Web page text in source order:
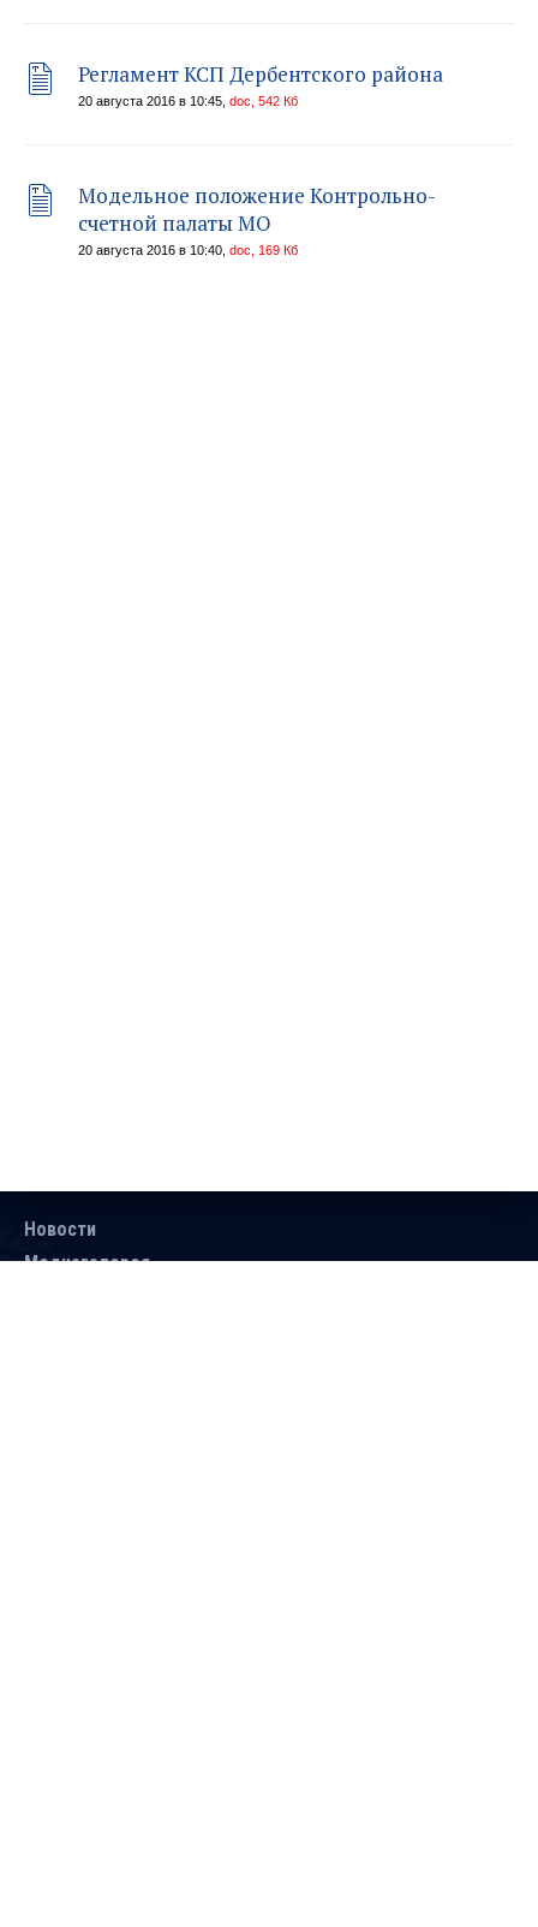
Регламент КСП Дербентского района
20 августа 2016 в 10:45, doc, 542 Кб
Модельное положение Контрольно-
счетной палаты МО
20 августа 2016 в 10:40, doc, 169 Кб
Новости
Медиагалерея